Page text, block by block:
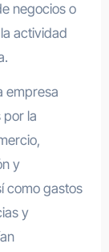
negocios o
actividad
empresa
por la
y
como gastos
y